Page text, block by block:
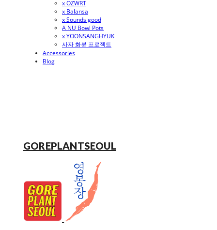
x OZWRT
x Balansa
x Sounds good
A NU Bowl Pots
x YOONSANGHYUK
사자 화분 프로젝트
Accessories
Blog
GOREPLANTSEOUL